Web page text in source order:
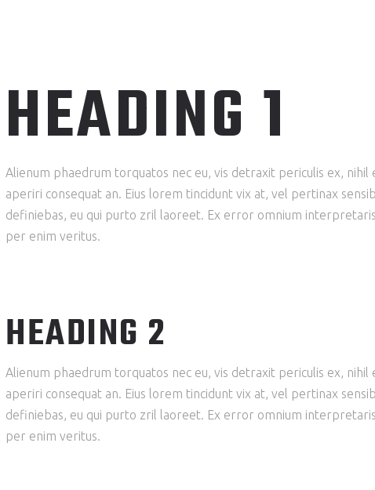
HEADING 1
Alienum phaedrum torquatos nec eu, vis detraxit periculis ex,
aperiri consequat an. Eius lorem tincidunt vix at, vel pertinax
definiebas, eu qui purto zril laoreet. Ex error omnium
per enim veritus.
HEADING 2
Alienum phaedrum torquatos nec eu, vis detraxit periculis ex,
aperiri consequat an. Eius lorem tincidunt vix at, vel pertinax
definiebas, eu qui purto zril laoreet. Ex error omnium
per enim veritus.